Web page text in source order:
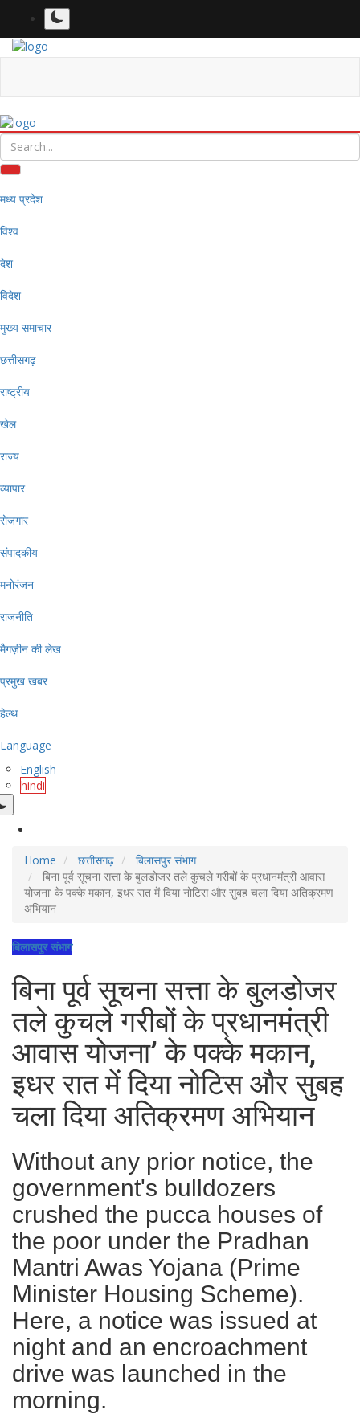
मध्य प्रदेश
विश्व
देश
विदेश
मुख्य समाचार
छत्तीसगढ़
राष्ट्रीय
खेल
राज्य
व्यापार
रोजगार
संपादकीय
मनोरंजन
राजनीति
मैगज़ीन की लेख
प्रमुख खबर
हेल्थ
Language
English
hindi
Home छत्तीसगढ़
बिलासपुर संभाग
बिना पूर्व सूचना सत्ता के बुलडोजर तले कुचले गरीबों के प्रधानमंत्री आवास
योजना’ के पक्के मकान, इधर रात में दिया नोटिस और सुबह चला दिया अतिक्रमण
अभियान
बिलासपुर संभाग
बिना पूर्व सूचना सत्ता के बुलडोजर
तले कुचले गरीबों के प्रधानमंत्री
आवास योजना’ के पक्के मकान,
इधर रात में दिया नोटिस और सुबह
चला दिया अतिक्रमण अभियान
Without any prior notice, the
government's bulldozers
crushed the pucca houses of
the poor under the Pradhan
Mantri Awas Yojana (Prime
Minister Housing Scheme).
Here, a notice was issued at
night and an encroachment
drive was launched in the
morning.